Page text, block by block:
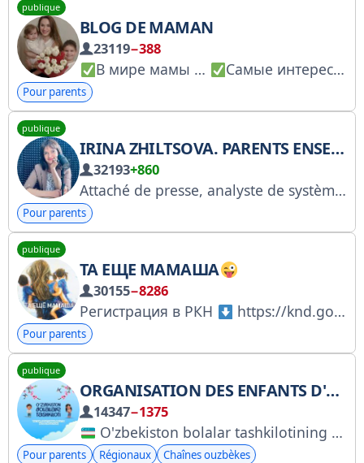
publique
BLOG DE MAMAN
23119−388
В мире мамы … Самые интересные и актуальные распаковки
Pour parents
publique
IRINA ZHILTSOVA. PARENTS ENSEMBLE
32193+860
Attaché de presse, analyste de systèmes
Pour parents
publique
ТА ЕЩЕ МАМАША
30155−8286
Регистрация в РКН https://knd.gov.ru/license?id=673ca94db7aeb106ce068fd3&registryType=bloggersPermission Полезный БЛОГ МАМЫ
Pour parents
publique
ORGANISATION DES ENFANTS D'OUZBÉKISTAN
14347−1375
O'zbekiston bolalar tashkilotining telegram sahifasi Instagram: https://www.instagram.com/bolalartashkiloti?igsh=b3l0bGJheHA4NGJo
Pour parents Régionaux Chaînes ouzbèkes